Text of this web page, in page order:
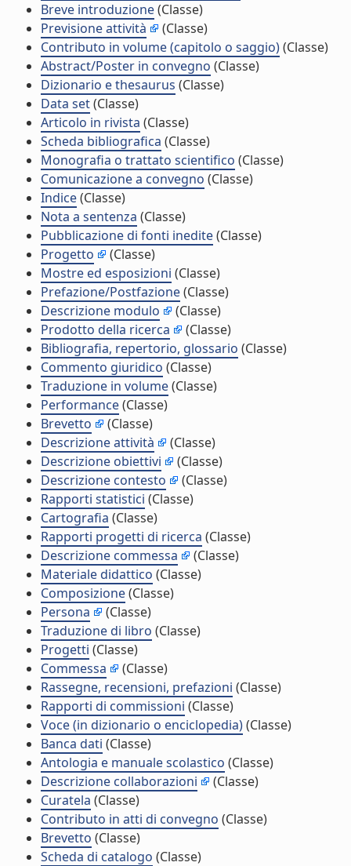
Breve introduzione(Classe)
Previsione attività
(Classe)
Contributo in volume (capitolo o saggio)(Classe)
Abstract/Poster in convegno (Classe)
Dizionario e thesaurus (Classe)
Data set(Classe)
Articolo in rivista (Classe)
Scheda bibliografica (Classe)
Monografia o trattato scientifico (Classe)
Comunicazione a convegno (Classe)
Indice(Classe)
Nota a sentenza (Classe)
Pubblicazione di fonti inedite(Classe)
Progetto
(Classe)
Mostre ed esposizioni (Classe)
Prefazione/Postfazione(Classe)
Descrizione modulo
(Classe)
Prodotto della ricerca
(Classe)
Bibliografia, repertorio, glossario (Classe)
Commento giuridico (Classe)
Traduzione in volume(Classe)
Performance(Classe)
Brevetto
(Classe)
Descrizione attività
(Classe)
Descrizione obiettivi
(Classe)
Descrizione contesto
(Classe)
Rapporti statistici (Classe)
Cartografia (Classe)
Rapporti progetti di ricerca (Classe)
Descrizione commessa
(Classe)
Materiale didattico (Classe)
Composizione(Classe)
Persona
(Classe)
Traduzione di libro (Classe)
Progetti (Classe)
Commessa
(Classe)
Rassegne, recensioni, prefazioni (Classe)
Rapporti di commissioni (Classe)
Voce (in dizionario o enciclopedia)(Classe)
Banca dati (Classe)
Antologia e manuale scolastico (Classe)
Descrizione collaborazioni
(Classe)
Curatela (Classe)
Contributo in atti di convegno (Classe)
Brevetto (Classe)
Scheda di catalogo (Classe)